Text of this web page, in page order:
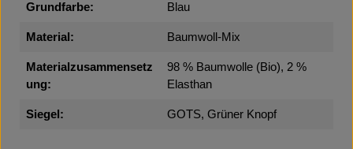
Grundfarbe: Blau
Material: Baumwoll-Mix
Materialzusammensetz
ung:
98 % Baumwolle (Bio), 2 %
Elasthan
Siegel: GOTS, Grüner Knopf